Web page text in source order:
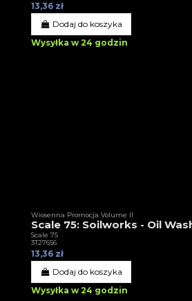
13,36 zł
Dodaj do koszyka
Wysyłka w 24 godzin
Wiosenna Promocja Volume II
Scale 75: Soilworks - Oil
Scale 75
3T27656
13,36 zł
Dodaj do koszyka
Wysyłka w 24 godzin